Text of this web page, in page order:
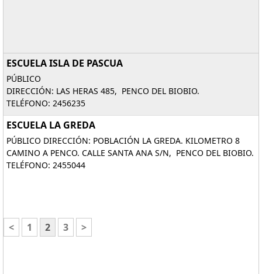
ESCUELA ISLA DE PASCUA
PÚBLICO
DIRECCIÓN: LAS HERAS 485, PENCO DEL BIOBIO.
TELÉFONO: 2456235
ESCUELA LA GREDA
PÚBLICO DIRECCIÓN: POBLACIÓN LA GREDA. KILOMETRO 8
CAMINO A PENCO. CALLE SANTA ANA S/N, PENCO DEL BIOBIO.
TELÉFONO: 2455044
< 1 2 3 >